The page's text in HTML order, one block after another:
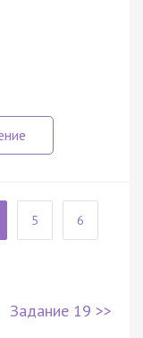
5 6
Задание 19 >>